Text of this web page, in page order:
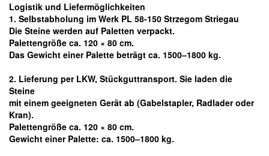
Logistik und Liefermöglichkeiten
1. Selbstabholung im Werk PL 58-150 Strzegom Striegau
Die Steine werden auf Paletten verpackt.
Palettengröße ca. 120 × 80 cm.
Das Gewicht einer Palette beträgt ca. 1500–1800 kg.
2. Lieferung per LKW, Stückguttransport. Sie laden die
Steine
mit einem geeigneten Gerät ab (Gabelstapler, Radlader oder
Kran).
Palettengröße ca. 120 × 80 cm.
Gewicht einer Palette: ca. 1500–1800 kg.